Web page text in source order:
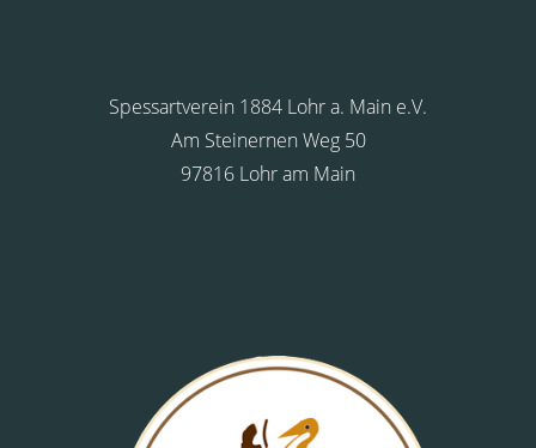
Spessartverein 1884 Lohr a. Main e.V.
Am Steinernen Weg 50
97816 Lohr am Main